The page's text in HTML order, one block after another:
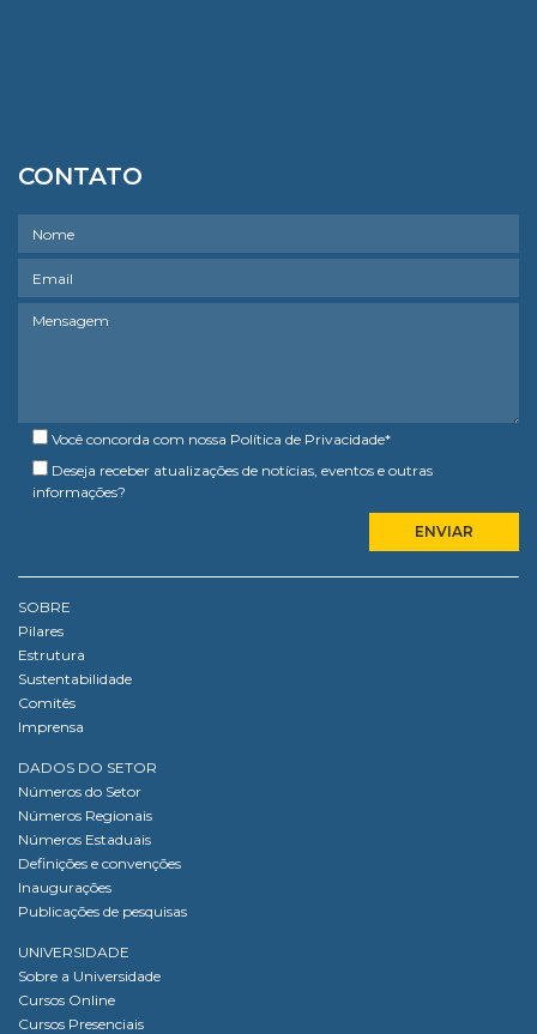
CONTATO
Você concorda com nossa Política de Privacidade*
Deseja receber atualizações de notícias, eventos e outras
informações?
SOBRE
Pilares
Estrutura
Sustentabilidade
Comitês
Imprensa
DADOS DO SETOR
Números do Setor
Números Regionais
Números Estaduais
Definições e convenções
Inaugurações
Publicações de pesquisas
UNIVERSIDADE
Sobre a Universidade
Cursos Online
Cursos Presenciais